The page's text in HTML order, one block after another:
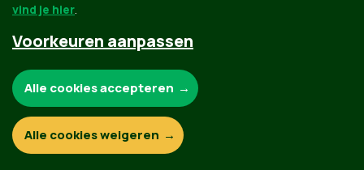
vind je hier.
Voorkeuren aanpassen
Functionele en analytische cookies:
Alle cookies accepteren
Alle cookies weigeren